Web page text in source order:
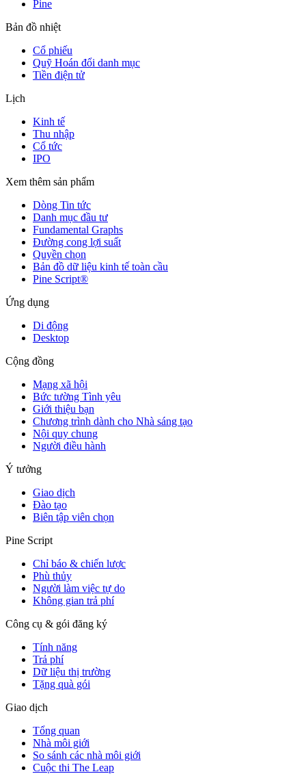
Pine
Bản đồ nhiệt
Cổ phiếu
Quỹ Hoán đổi danh mục
Tiền điện tử
Lịch
Kinh tế
Thu nhập
Cổ tức
IPO
Xem thêm sản phẩm
Dòng Tin tức
Danh mục đầu tư
Fundamental Graphs
Đường cong lợi suất
Quyền chọn
Bản đồ dữ liệu kinh tế toàn cầu
Pine Script®
Ứng dụng
Di động
Desktop
Cộng đồng
Mạng xã hội
Bức tường Tình yêu
Giới thiệu bạn
Chương trình dành cho Nhà sáng tạo
Nội quy chung
Người điều hành
Ý tưởng
Giao dịch
Đào tạo
Biên tập viên chọn
Pine Script
Chỉ báo & chiến lược
Phù thủy
Người làm việc tự do
Không gian trả phí
Công cụ & gói đăng ký
Tính năng
Trả phí
Dữ liệu thị trường
Tặng quà gói
Giao dịch
Tổng quan
Nhà môi giới
So sánh các nhà môi giới
Cuộc thi The Leap